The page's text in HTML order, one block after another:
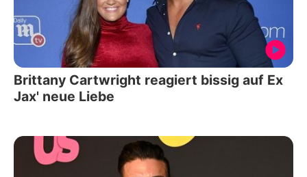
Brittany Cartwright reagiert bissig auf Ex
Jax' neue Liebe